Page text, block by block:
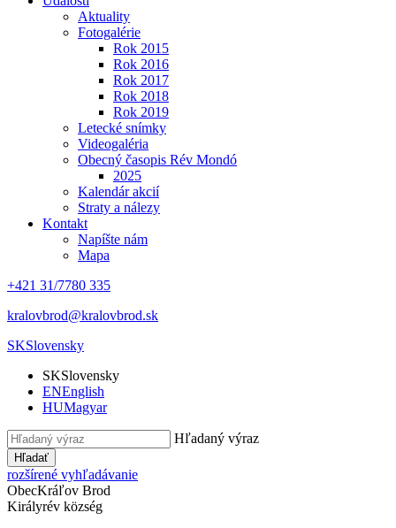
Aktuality
Fotogalérie
Rok 2015
Rok 2016
Rok 2017
Rok 2018
Rok 2019
Letecké snímky
Videogaléria
Obecný časopis Rév Mondó
2025
Kalendár akcií
Straty a nálezy
Kontakt
Napíšte nám
Mapa
+421 31/7780 335
kralovbrod@kralovbrod.sk
SKSlovensky
SKSlovensky
ENEnglish
HUMagyar
Hľadaný výraz
Hľadať
rozšírené vyhľadávanie
ObecKráľov Brod
Királyrév község